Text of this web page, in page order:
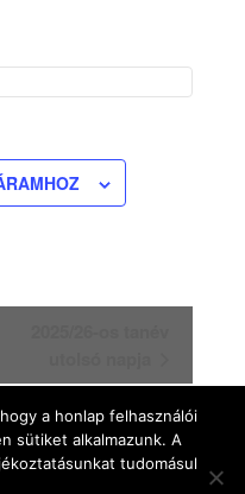
a honlap felhasználói
sütiket alkalmazunk. A
tudomásul